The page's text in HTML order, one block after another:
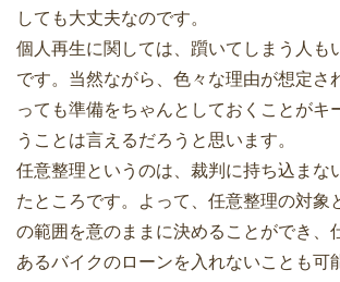
しても大丈夫なのです。
個人再生に関しては、躓いてしまう人も
です。当然ながら、色々な理由が想定さ
っても準備をちゃんとしておくことがキ
うことは言えるだろうと思います。
任意整理というのは、裁判に持ち込まな
たところです。よって、任意整理の対象
の範囲を意のままに決めることができ、
あるバイクのローンを入れないことも可